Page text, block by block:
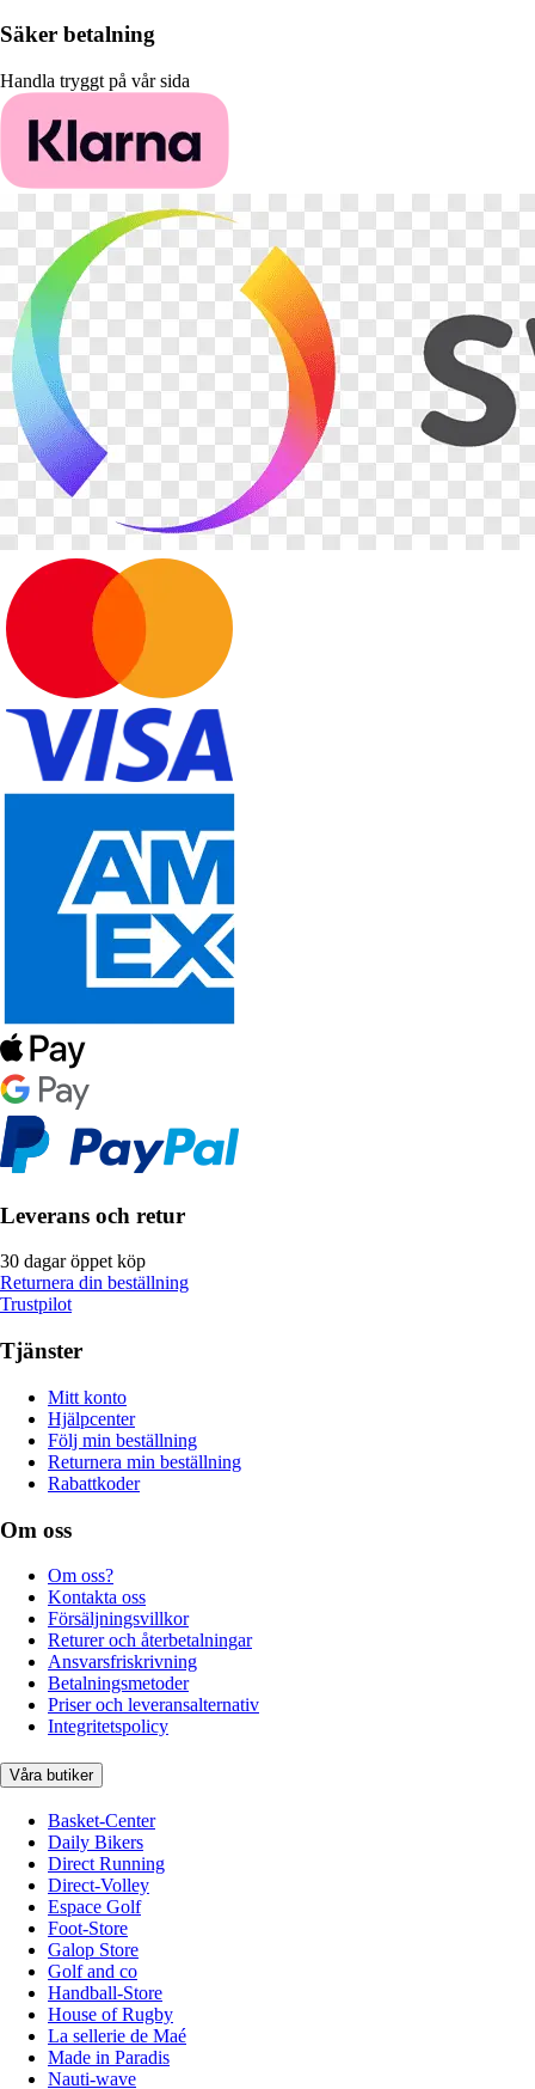
Säker betalning
Handla tryggt på vår sida
Leverans och retur
30 dagar öppet köp
Returnera din beställning
Trustpilot
Tjänster
Mitt konto
Hjälpcenter
Följ min beställning
Returnera min beställning
Rabattkoder
Om oss
Om oss?
Kontakta oss
Försäljningsvillkor
Returer och återbetalningar
Ansvarsfriskrivning
Betalningsmetoder
Priser och leveransalternativ
Integritetspolicy
Våra butiker
Basket-Center
Daily Bikers
Direct Running
Direct-Volley
Espace Golf
Foot-Store
Galop Store
Golf and co
Handball-Store
House of Rugby
La sellerie de Maé
Made in Paradis
Nauti-wave